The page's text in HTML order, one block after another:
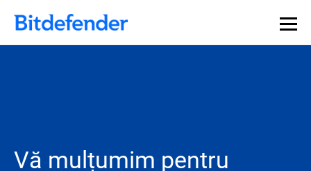
Vă mulțumim pentru